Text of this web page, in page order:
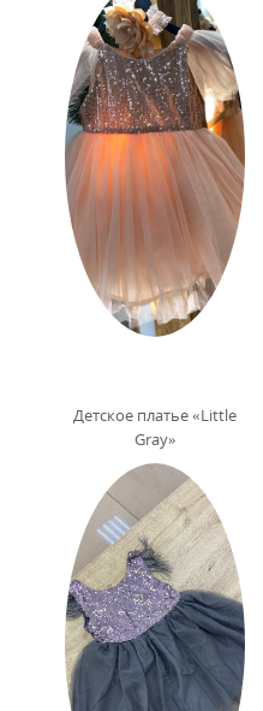
Детское платье «Little
Gray»